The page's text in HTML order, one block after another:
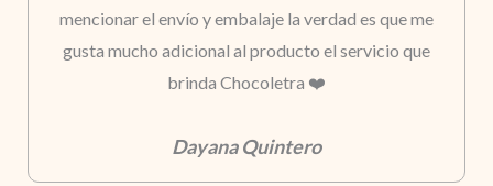
mencionar el envío y embalaje la verdad es que me
gusta mucho adicional al producto el servicio que
brinda Chocoletra ❤️
Dayana Quintero